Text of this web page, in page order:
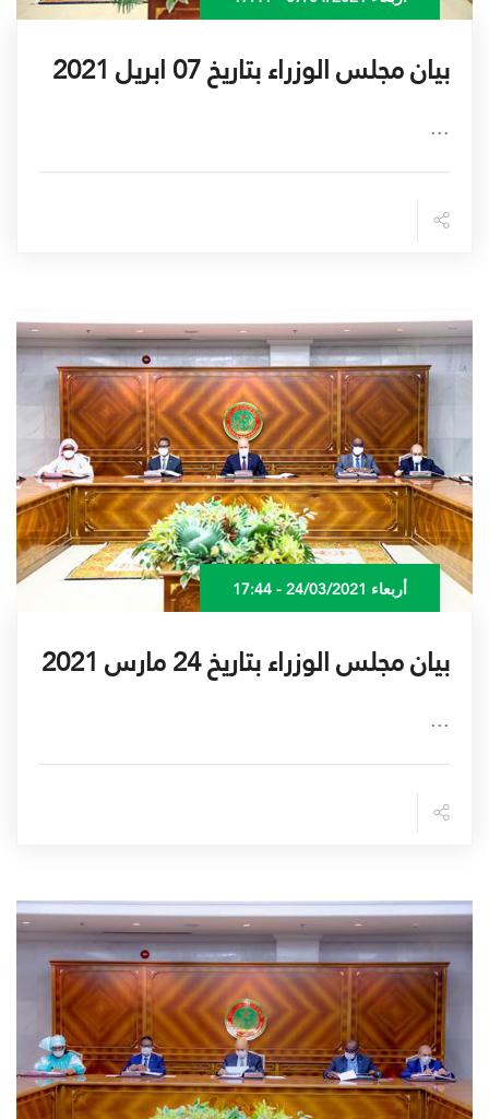
بيان مجلس الوزراء بتاريخ 07 ابريل 2021
...
أربعاء 24/03/2021 - 17:44
بيان مجلس الوزراء بتاريخ 24 مارس 2021
...